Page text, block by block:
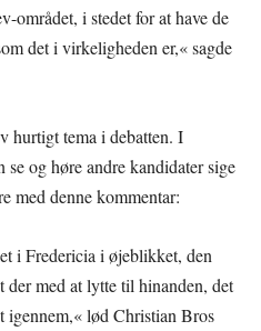
området, i stedet for at have de
det i virkeligheden er,« sagde
hurtigt tema i debatten. I
og høre andre kandidater sige
med denne kommentar:
i Fredericia i øjeblikket, den
der med at lytte til hinanden, det
lød Christian Bros